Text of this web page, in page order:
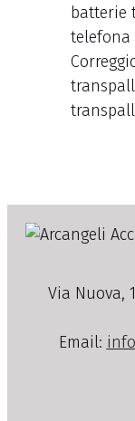
batterie
telefona
Via Nuova,
Email: